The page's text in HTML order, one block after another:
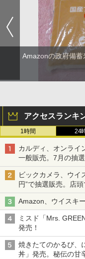
Amazonの政府備蓄
アクセスランキ
1時間 24
カルディ、オンライ
一般販売。7月の抽
ビックカメラ、ウイ
円”で抽選販売。店
Amazon、ウイスキ
ミスド「Mrs.
発売！
焼きたてのかるび、
丼」発売。秘伝の甘